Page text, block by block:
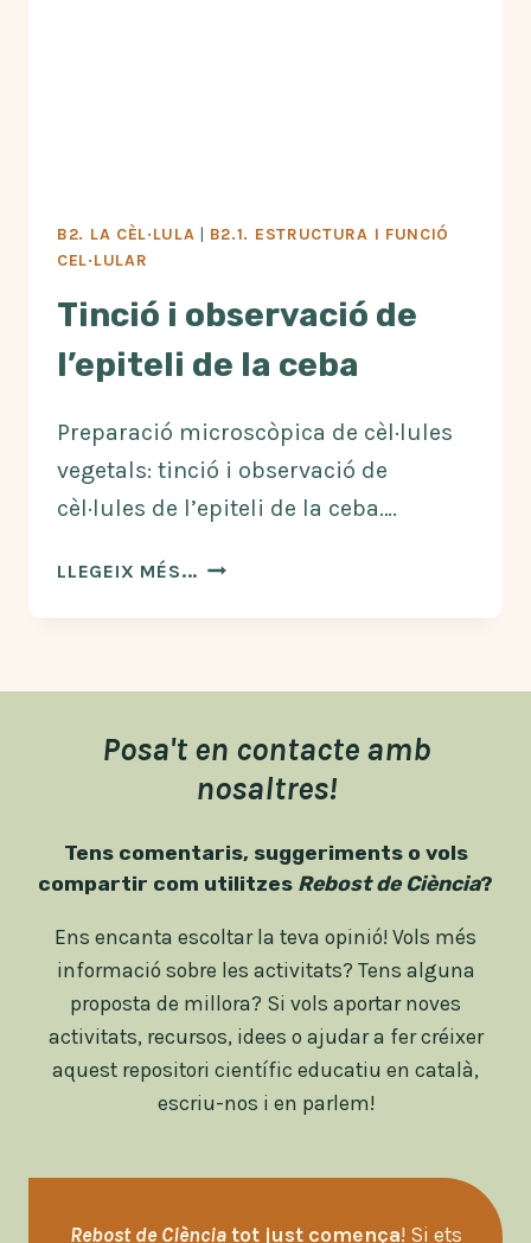
B2. LA CÈL·LULA | B2.1. ESTRUCTURA I FUNCIÓ
CEL·LULAR
Tinció i observació de
l’epiteli de la ceba
Preparació microscòpica de cèl·lules
vegetals: tinció i observació de
cèl·lules de l’epiteli de la ceba….
LLEGEIX MÉS... TINCIÓ
OBSERVACIÓ
LA
Posa't en contacte amb
nosaltres!
Tens comentaris, suggeriments o vols
compartir com utilitzes Rebost de Ciència?
Ens encanta escoltar la teva opinió! Vols més
informació sobre les activitats? Tens alguna
proposta de millora? Si vols aportar noves
activitats, recursos, idees o ajudar a fer créixer
aquest repositori científic educatiu en català,
escriu-nos i en parlem!
Rebost de Ciència tot just comença! Si ets